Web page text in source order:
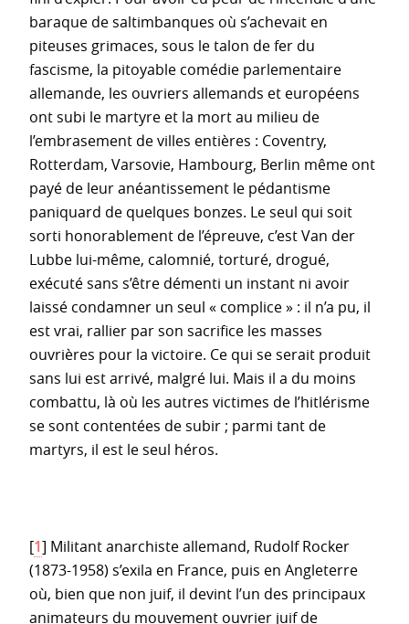
baraque de saltimbanques où s’achevait en
piteuses grimaces, sous le talon de fer du
fascisme, la pitoyable comédie parlementaire
allemande, les ouvriers allemands et européens
ont subi le martyre et la mort au milieu de
l’embrasement de villes entières : Coventry,
Rotterdam, Varsovie, Hambourg, Berlin même ont
payé de leur anéantissement le pédantisme
paniquard de quelques bonzes. Le seul qui soit
sorti honorablement de l’épreuve, c’est Van der
Lubbe lui-même, calomnié, torturé, drogué,
exécuté sans s’être démenti un instant ni avoir
laissé condamner un seul « complice » : il n’a pu, il
est vrai, rallier par son sacrifice les masses
ouvrières pour la victoire. Ce qui se serait produit
sans lui est arrivé, malgré lui. Mais il a du moins
combattu, là où les autres victimes de l’hitlérisme
se sont contentées de subir ; parmi tant de
martyrs, il est le seul héros.
[1] Militant anarchiste allemand, Rudolf Rocker
(1873-1958) s’exila en France, puis en Angleterre
où, bien que non juif, il devint l’un des principaux
animateurs du mouvement ouvrier juif de